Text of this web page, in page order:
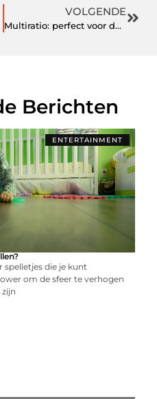
VOLGENDE
Multiratio: perfect voor de inrichting van jouw kantoor!
Berichten
ENTERTAINMENT
spelletjes die je kunt
om de sfeer te verhogen